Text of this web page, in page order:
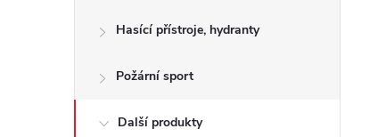
n
Hasící přístroje, hydranty
Požární sport
Další produkty